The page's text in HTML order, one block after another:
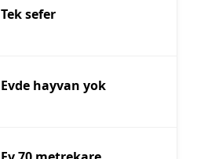
Tek sefer
Evde hayvan yok